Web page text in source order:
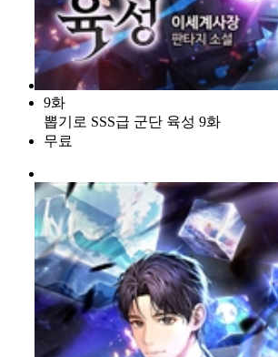
9화
뽑기로 SSS급 군단 육성 9화
무료